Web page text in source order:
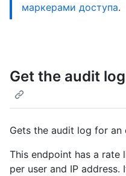
маркерами доступа.
Get the audit
Gets the audit log for an
This endpoint has a rate
per user and IP